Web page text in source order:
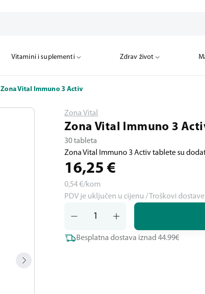
Vitamini i suplementi Zdrav život
Zona Vital Immuno 3 Activ
Zona Vital
Zona Vital Immuno 3
30 tableta
Zona Vital Immuno 3 Activ tablete su
16,25 €
0,54€/kom
PDV je uključen u cijenu / Troškovi
Besplatna dostava iznad 44.99€